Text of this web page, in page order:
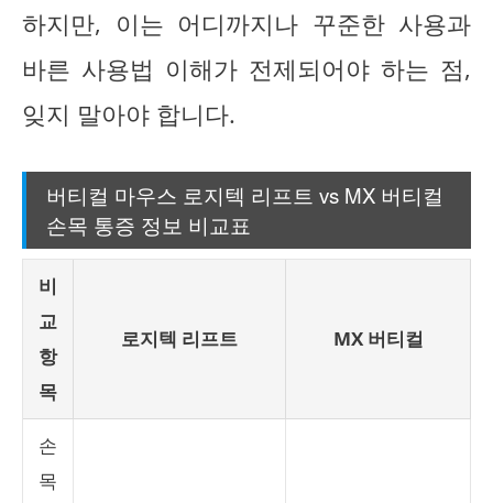
하지만, 이는 어디까지나 꾸준한 사용과
바른 사용법 이해가 전제되어야 하는 점,
잊지 말아야 합니다.
버티컬 마우스 로지텍 리프트 vs MX 버티컬
손목 통증 정보 비교표
비
교
항
목
로지텍 리프트 MX 버티컬
손
목